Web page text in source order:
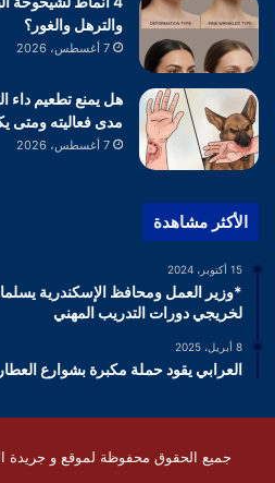
والترهل والغور؟
7 أغسطس، 2026
هل يمنع تطعيم داء
مدى فعاليته ومتى
7 أغسطس، 2026
الأكثر مشاهدة
15 أكتوبر، 2024
*وزير العمل ومحافظ الإسكندرية
لخريجي دورات التدريب المهني
8 أبريل، 2025
العرابي يقود حملة مكبرة بشوارع
جميع الحقوق محفوظة لموقع و جريدة